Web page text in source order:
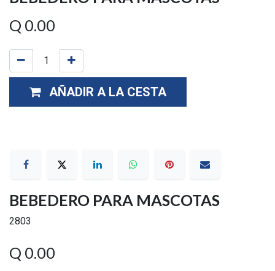
Q 0.00
AÑADIR A LA CESTA
BEBEDERO PARA MASCOTAS
2803
Q 0.00